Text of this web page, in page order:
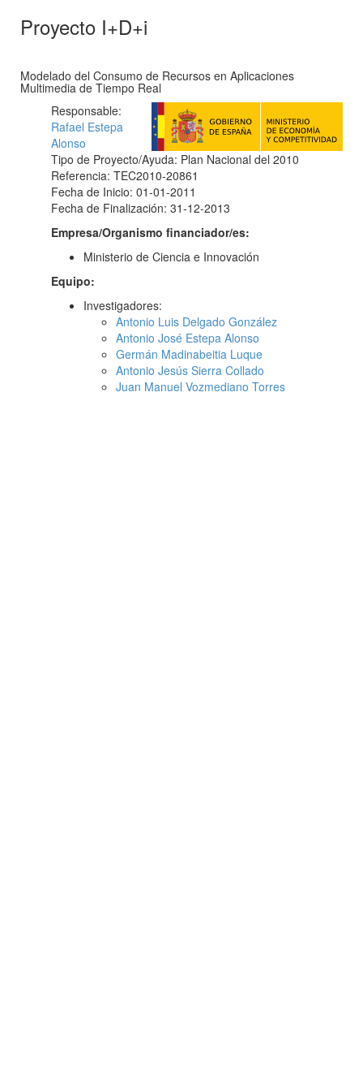
Proyecto I+D+i
Modelado del Consumo de Recursos en Aplicaciones
Multimedia de Tiempo Real
Responsable:
Rafael Estepa
Alonso
Tipo de Proyecto/Ayuda: Plan Nacional del 2010
Referencia: TEC2010-20861
Fecha de Inicio: 01-01-2011
Fecha de Finalización: 31-12-2013
Empresa/Organismo financiador/es:
Ministerio de Ciencia e Innovación
Equipo:
Investigadores:
Antonio Luis Delgado González
Antonio José Estepa Alonso
Germán Madinabeitia Luque
Antonio Jesús Sierra Collado
Juan Manuel Vozmediano Torres